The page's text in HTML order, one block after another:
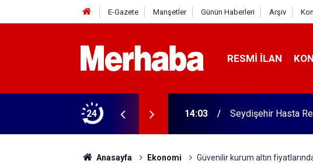
E-Gazete Manşetler Günün Haberleri Arşiv
RESMI İLAN
24 14:03 Seydişehir Hasta
Anasayfa Ekonomi Güvenilir kurum altın